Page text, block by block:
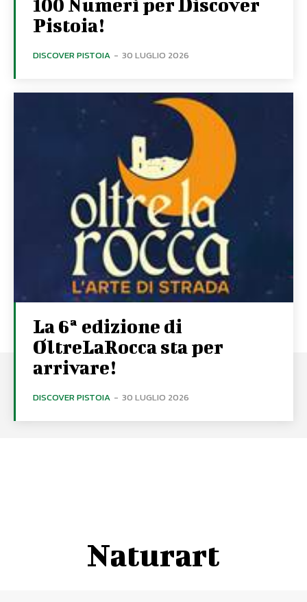
100 Numeri per Discover
Pistoia!
DISCOVER PISTOIA - 30 LUGLIO 2026
La 6ª edizione di
OltreLaRocca sta per
arrivare!
DISCOVER PISTOIA - 30 LUGLIO 2026
Naturart